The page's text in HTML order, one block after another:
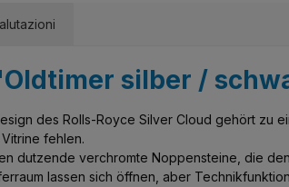
silber /
des Rolls-Royce Silver Cloud gehört zu
fehlen.
dutzende verchromte Noppensteine, die
lassen sich öffnen, aber